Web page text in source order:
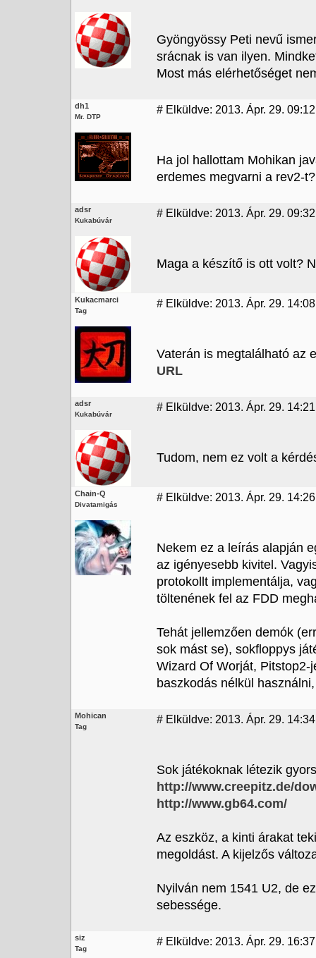
Gyöngyössy Peti nevű
srácnak is van ilyen.
Most más elérhetőséget
dh1
Mr. DTP
# Elküldve: 2013. Ápr. 29. 09:12
Ha jol hallottam Mohikan
erdemes megvarni a rev2-t?
adsr
Kukabúvár
# Elküldve: 2013. Ápr. 29. 09:32
Maga a készítő is ott volt?
Kukacmarci
Tag
# Elküldve: 2013. Ápr. 29. 14:08
Vaterán is megtalálható az
URL
adsr
Kukabúvár
# Elküldve: 2013. Ápr. 29. 14:21
Tudom, nem ez volt a
Chain-Q
Divatamigás
# Elküldve: 2013. Ápr. 29.
Nekem ez a leírás alapján
az igényesebb kivitel.
protokollt implementálja,
töltenének fel az FDD
Tehát jellemzően demók
sok mást se), sokfloppys
Wizard Of Worját,
baszkodás nélkül
Mohican
Tag
# Elküldve: 2013. Ápr. 29. 14:34
Sok játékoknak létezik
http://www.creepitz.de/
http://www.gb64.com/
Az eszköz, a kinti árakat
megoldást. A kijelzős
Nyilván nem 1541 U2, de
sebessége.
siz
Tag
# Elküldve: 2013. Ápr. 29. 16:37